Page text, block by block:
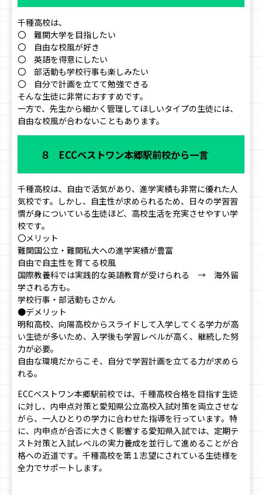
千種高校は、
〇 難関大学を目指したい
〇 自由な校風が好き
〇 英語を得意にしたい
〇 部活動も学校行事も楽しみたい
〇 自分で計画を立てて勉強できる
そんな生徒に非常におすすめです。
一方で、先生から細かく管理してほしいタイプの生徒には、
自由な校風が合わないこともあります。
８ ECCベストワン本郷駅前校から一言
千種高校は、自由で活気があり、進学実績も非常に優れた人
気校です。しかし、自主性が求められるため、日々の学習習
慣が身についている生徒ほど、高校生活を充実させやすい学
校です。
〇メリット
難関国公立・難関私大への進学実績が豊富
自由で自主性を育てる校風
国際教養科では実践的な英語教育が受けられる → 海外留
学される方も。
学校行事・部活動もさかん
●デメリット
明和高校、向陽高校からスライドして入学してくる学力が高
い生徒が多いため、入学後も学習レベルが高く、継続した努
力が必要。
自由な環境だからこそ、自分で学習計画を立てる力が求めら
れる。
ECCベストワン本郷駅前校では、千種高校合格を目指す生徒
に対し、内申点対策と愛知県公立高校入試対策を両立させな
がら、一人ひとりの学力に合わせた指導を行っています。特
に、内申点が合否に大きく影響する愛知県入試では、定期テ
スト対策と入試レベルの実力養成を並行して進めることが合
格への近道です。千種高校を第１志望にされている生徒様を
全力でサポートします。